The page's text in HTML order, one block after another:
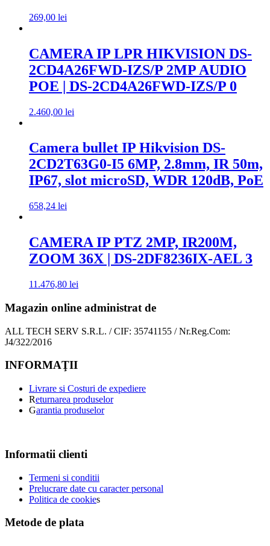
269,00 lei
CAMERA IP LPR HIKVISION DS-
2CD4A26FWD-IZS/P 2MP AUDIO
POE | DS-2CD4A26FWD-IZS/P 0
2.460,00 lei
Camera bullet IP Hikvision DS-
2CD2T63G0-I5 6MP, 2.8mm, IR 50m,
IP67, slot microSD, WDR 120dB, PoE
658,24 lei
CAMERA IP PTZ 2MP, IR200M,
ZOOM 36X | DS-2DF8236IX-AEL 3
11.476,80 lei
Magazin online administrat de
ALL TECH SERV S.R.L. / CIF: 35741155 / Nr.Reg.Com:
J4/322/2016
INFORMAŢII
Livrare si Costuri de expediere
Returnarea produselor
Garantia produselor
Informatii clienti
Termeni si conditii
Prelucrare date cu caracter personal
Politica de cookies
Metode de plata